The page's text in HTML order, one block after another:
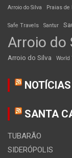
Arroio do Silva
Praias de
Safe Travels Santur
Arroio do
Arroio do Silva
World
SANTA
TUBARÃO
SIDERÓPOLIS